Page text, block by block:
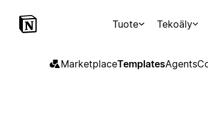
Tuote Tekoäly
MarketplaceTemplatesAgents